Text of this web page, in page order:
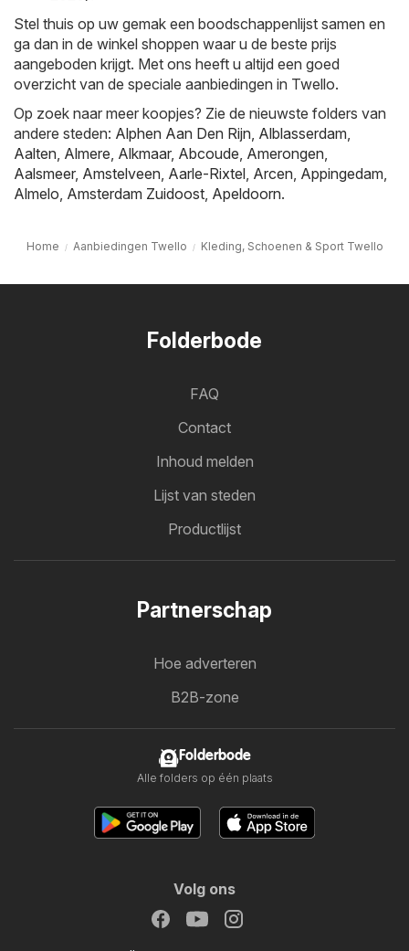
Stel thuis op uw gemak een boodschappenlijst samen en
ga dan in de winkel shoppen waar u de beste prijs
aangeboden krijgt. Met ons heeft u altijd een goed
overzicht van de speciale aanbiedingen in Twello.
Op zoek naar meer koopjes? Zie de nieuwste folders van
andere steden: Alphen Aan Den Rijn, Alblasserdam,
Aalten, Almere, Alkmaar, Abcoude, Amerongen,
Aalsmeer, Amstelveen, Aarle-Rixtel, Arcen, Appingedam,
Almelo, Amsterdam Zuidoost, Apeldoorn.
Home Aanbiedingen Twello Kleding, Schoenen & Sport Twello
Folderbode
FAQ
Contact
Inhoud melden
Lijst van steden
Productlijst
Partnerschap
Hoe adverteren
B2B-zone
Folderbode
Alle folders op één plaats
Volg ons